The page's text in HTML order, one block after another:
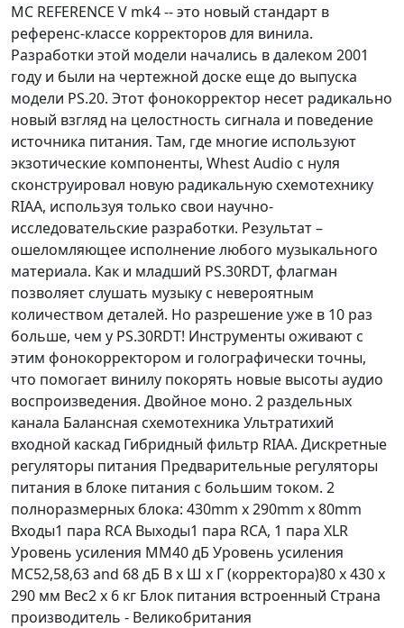
MC REFERENCE V mk4 -- это новый стандарт в
референс-классе корректоров для винила.
Разработки этой модели начались в далеком 2001
году и были на чертежной доске еще до выпуска
модели PS.20. Этот фонокорректор несет радикально
новый взгляд на целостность сигнала и поведение
источника питания. Там, где многие используют
экзотические компоненты, Whest Audio с нуля
сконструировал новую радикальную схемотехнику
RIAA, используя только свои научно-
исследовательские разработки. Результат –
ошеломляющее исполнение любого музыкального
материала. Как и младший PS.30RDT, флагман
позволяет слушать музыку с невероятным
количеством деталей. Но разрешение уже в 10 раз
больше, чем у PS.30RDT! Инструменты оживают с
этим фонокорректором и голографически точны,
что помогает винилу покорять новые высоты аудио
воспроизведения. Двойное моно. 2 раздельных
канала Балансная схемотехника Ультратихий
входной каскад Гибридный фильтр RIAA. Дискретные
регуляторы питания Предварительные регуляторы
питания в блоке питания с большим током. 2
полноразмерных блока: 430mm x 290mm x 80mm
Входы1 пара RCA Выходы1 пара RCA, 1 пара XLR
Уровень усиления MM40 дБ Уровень усиления
MC52,58,63 and 68 дБ В x Ш x Г (корректора)80 x 430 x
290 мм Вес2 x 6 кг Блок питания встроенный Страна
производитель - Великобритания